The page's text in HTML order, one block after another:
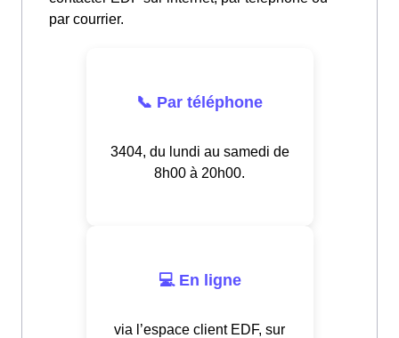
par courrier.
📞 Par téléphone
3404, du lundi au samedi de
8h00 à 20h00.
💻 En ligne
via l’espace client EDF, sur